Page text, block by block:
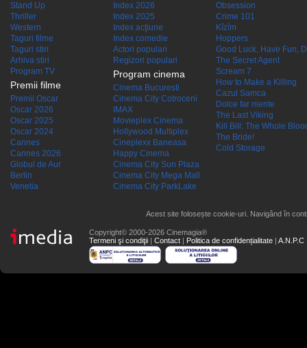
Stand Up
Thriller
Western
Taguri filme
Taguri stiri
Arhiva stiri
Program TV
Premii filme
Premii Oscar
Oscar 2026
Oscar 2025
Oscar 2024
Cannes
Cannes 2026
Globul de Aur
Berlin
Venetia
Index 2026
Index 2025
Index acţiune
Index comedie
Actori populari
Regizori populari
Program cinema
Cinema Bucuresti
Cinema City Cotroceni
IMAX
Movieplex Cinema
Hollywood Multiplex
Cineplexx Baneasa
Happy Cinema
Cinema City Sun Plaza
Cinema City Mega Mall
Cinema City ParkLake
Obsession
Crime 101
Kîzîm
Hoppers
Good Luck, Have Fun,
The Secret Agent
Scream 7
How to Make a Killing
Cazul Samca
Dolce far niente
The Last Viking
Kill Bill: The Whole
The Bride!
Cold Storage
Acest site folosește cookie-uri. Navigând în
Copyright© 2000-2026 Cinemagia®
Termeni şi condiţii | Contact | Politica de confidențialitate | A.N.P.C